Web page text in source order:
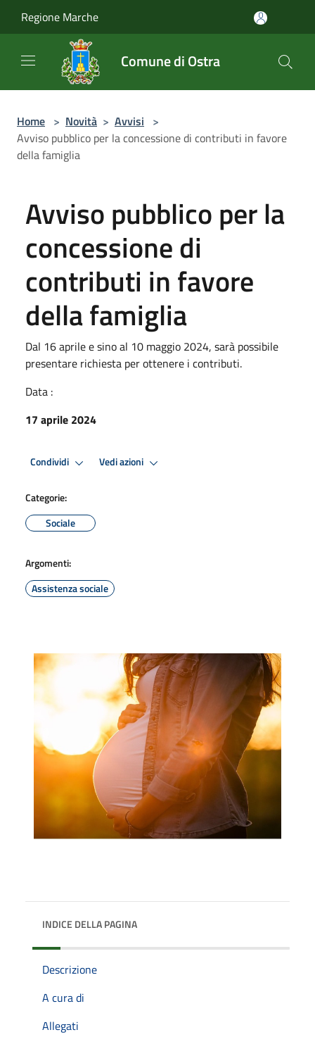
Regione Marche
Comune di Ostra
Home > Novità > Avvisi >
Avviso pubblico per la concessione di contributi in favore
della famiglia
Avviso pubblico per la
concessione di
contributi in favore
della famiglia
Dal 16 aprile e sino al 10 maggio 2024, sarà possibile
presentare richiesta per ottenere i contributi.
Data :
17 aprile 2024
Condividi Vedi azioni
Categorie:
Sociale
Argomenti:
Assistenza sociale
INDICE DELLA PAGINA
Descrizione
A cura di
Allegati